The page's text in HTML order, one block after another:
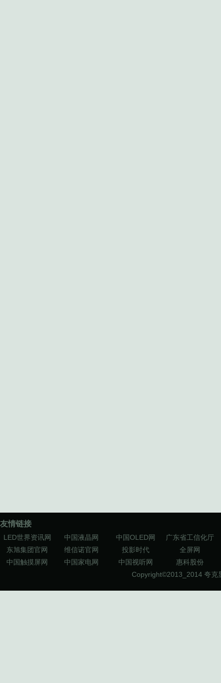
友情链接
LED世界资讯网 中国液晶网 中国OLED网
广东省工信化厅
东旭集团官网
维信诺官网 投影时代
全屏网
中国触摸屏网
中国家电网 中国视听网
惠科股份
Copyright©2013_2014 夸克